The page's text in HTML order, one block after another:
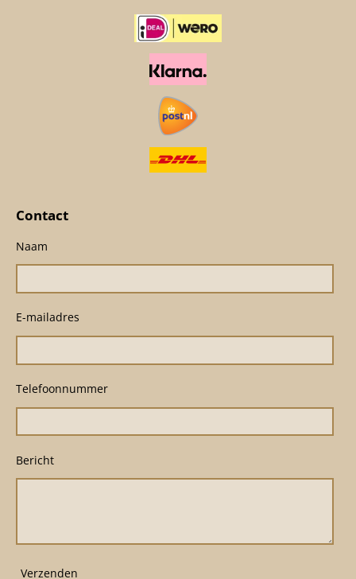
Contact
Naam
E-mailadres
Telefoonnummer
Bericht
Verzenden